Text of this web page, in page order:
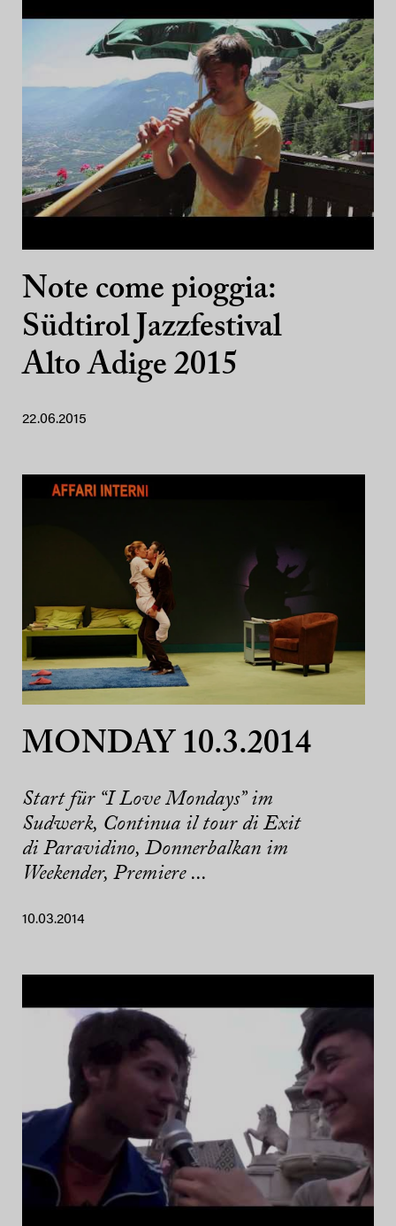
Note come pioggia:
Südtirol Jazzfestival
Alto Adige 2015
22.06.2015
MONDAY 10.3.2014
Start für “I Love Mondays” im
Sudwerk, Continua il tour di Exit
di Paravidino, Donnerbalkan im
Weekender, Premiere ...
10.03.2014